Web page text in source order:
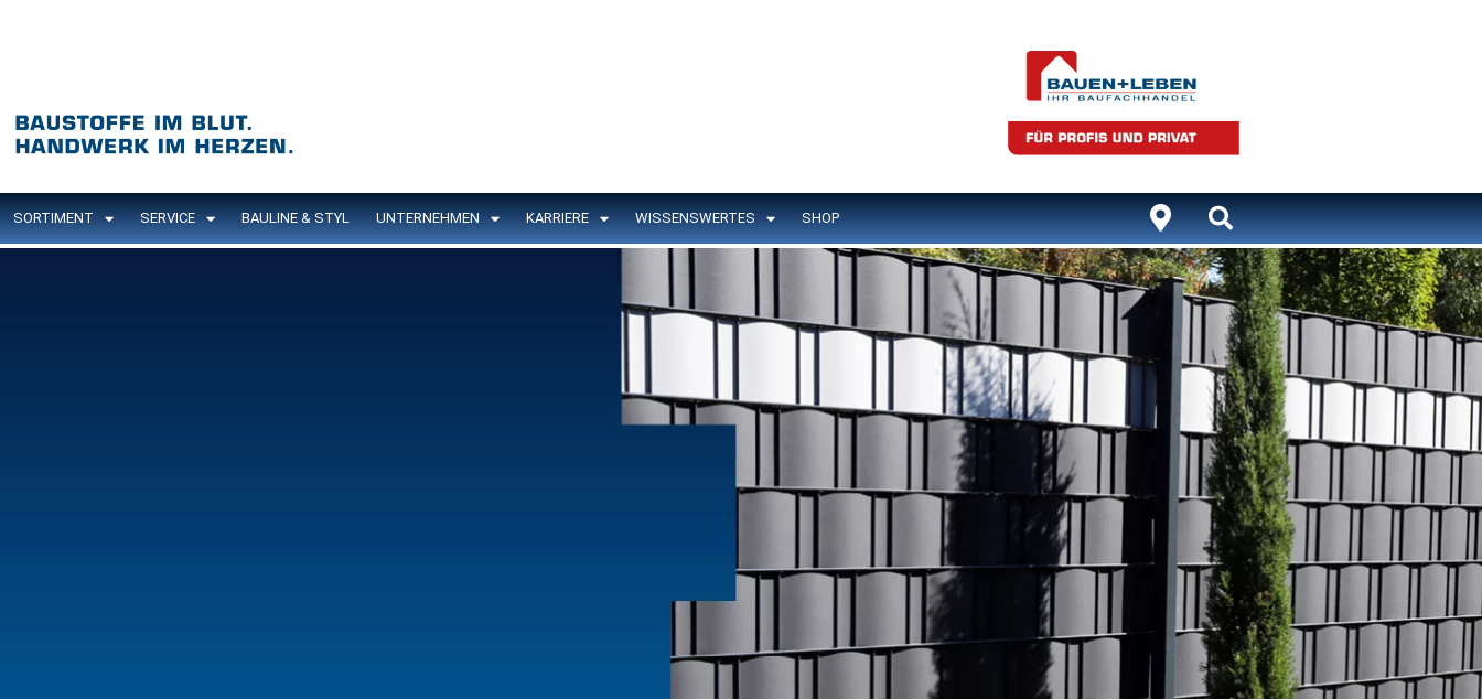
SORTIMENT SERVICE BAULINE & STYL UNTERNEHMEN KARRIERE WISSENSWERTES SHOP